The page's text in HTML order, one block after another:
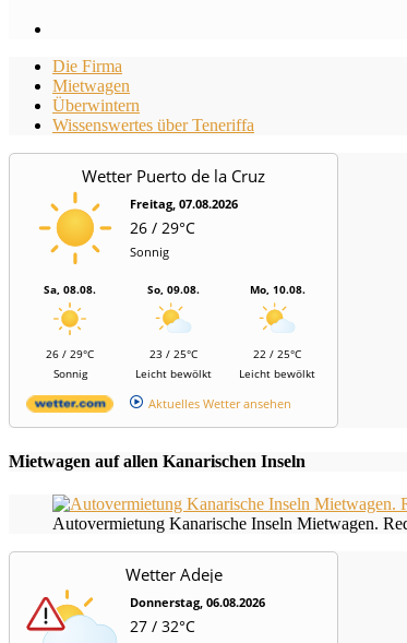
Die Firma
Mietwagen
Überwintern
Wissenswertes über Teneriffa
Wetter Puerto de la Cruz
Freitag, 07.08.2026
26 / 29°C
Sonnig
Sa, 08.08.
26 / 29°C
Sonnig
So, 09.08.
23 / 25°C
Leicht bewölkt
Mo, 10.08.
22 / 25°C
Leicht bewölkt
Aktuelles Wetter ansehen
Mietwagen auf allen Kanarischen Inseln
Autovermietung Kanarische Inseln Mietwagen.
Wetter Adeje
Donnerstag, 06.08.2026
27 / 32°C